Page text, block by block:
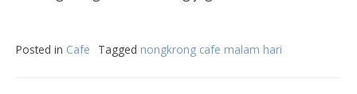
Posted in Cafe Tagged nongkrong cafe malam hari